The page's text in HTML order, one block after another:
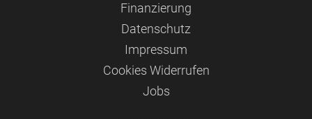
Finanzierung
Datenschutz
Impressum
Сookies Widerrufen
Jobs